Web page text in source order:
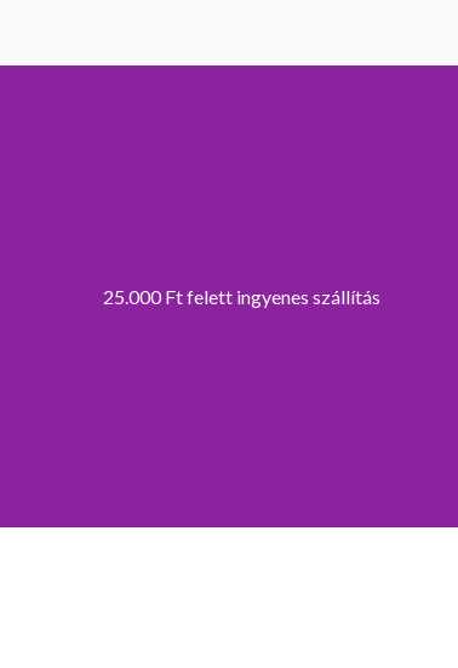
25.000 Ft felett ingyenes szállítás